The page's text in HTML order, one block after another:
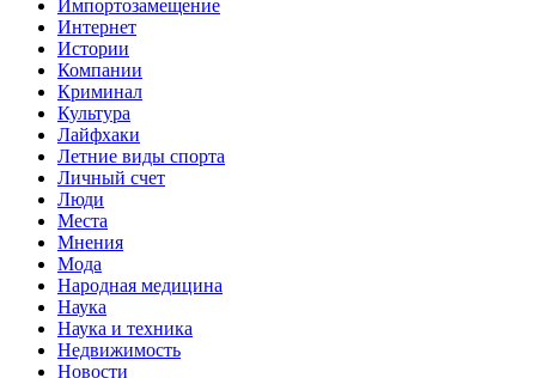
Импортозамещение
Интернет
Истории
Компании
Криминал
Культура
Лайфхаки
Летние виды спорта
Личный счет
Люди
Места
Мнения
Мода
Народная медицина
Наука
Наука и техника
Недвижимость
Новости